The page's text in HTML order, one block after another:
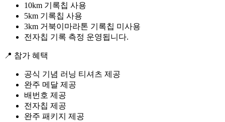
10km 기록칩 사용
5km 기록칩 사용
3km 거북이마라톤 기록칩 미사용
전자칩 기록 측정 운영됩니다.
📍 참가 혜택
공식 기념 러닝 티셔츠 제공
완주 메달 제공
배번호 제공
전자칩 제공
완주 패키지 제공